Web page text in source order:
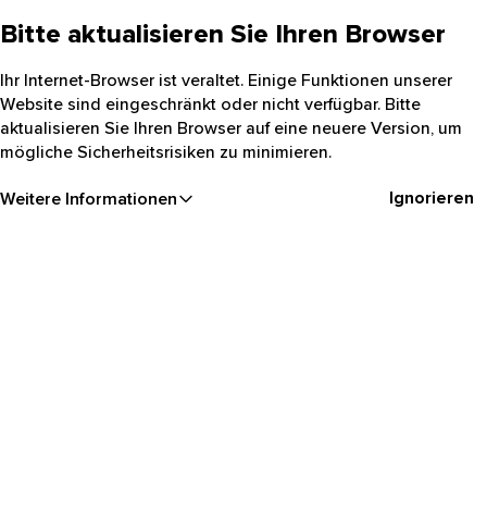
Bitte aktualisieren Sie Ihren Browser
Ihr Internet-Browser ist veraltet. Einige Funktionen unserer
Website sind eingeschränkt oder nicht verfügbar. Bitte
aktualisieren Sie Ihren Browser auf eine neuere Version, um
mögliche Sicherheitsrisiken zu minimieren.
Weitere Informationen Ignorieren